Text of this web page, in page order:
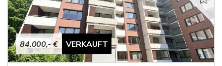
84.000,- € VERKAUFT